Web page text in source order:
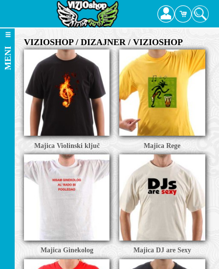
MENI
VIZIOSHOP / DIZAJNER / VIZIOSHOP
Majica Violinski ključ Majica Rege
Majica Ginekolog Majica DJ are Sexy